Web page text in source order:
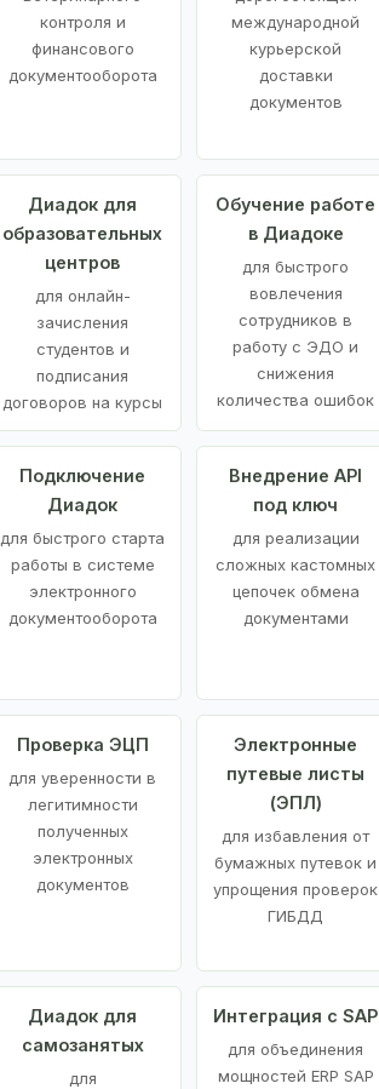
контроля и
финансового
документооборота
международной
курьерской
доставки
документов
Диадок для
образовательных
центров
для онлайн-
зачисления
студентов и
подписания
договоров на курсы
Обучение работе
в Диадоке
для быстрого
вовлечения
сотрудников в
работу с ЭДО и
снижения
количества ошибок
Подключение
Диадок
для быстрого старта
работы в системе
электронного
документооборота
Внедрение API
под ключ
для реализации
сложных кастомных
цепочек обмена
документами
Проверка ЭЦП
для уверенности в
легитимности
полученных
электронных
документов
Электронные
путевые листы
(ЭПЛ)
для избавления от
бумажных путевок и
упрощения проверок
ГИБДД
Диадок для
самозанятых
для
Интеграция с SAP
для объединения
мощностей ERP SAP